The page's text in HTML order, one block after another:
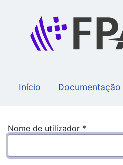
Início Documentação
Nome de utilizador *